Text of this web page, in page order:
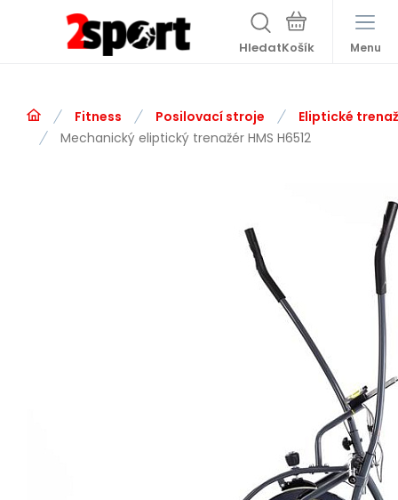
Hledat Menu
Fitness Posilovací stroje
Eliptické
Mechanický eliptický trenažér HMS H6512